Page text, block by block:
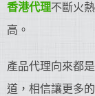
香港代理不斷火
高。
產品代理向來都
道，相信讓更多